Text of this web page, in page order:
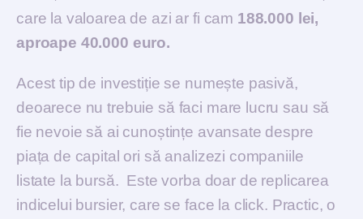
care la valoarea de azi ar fi cam 188.000 lei,
aproape 40.000 euro.
Acest tip de investiție se numește pasivă,
deoarece nu trebuie să faci mare lucru sau să
fie nevoie să ai cunoștințe avansate despre
piața de capital ori să analizezi companiile
listate la bursă. Este vorba doar de replicarea
indicelui bursier, care se face la click. Practic, o